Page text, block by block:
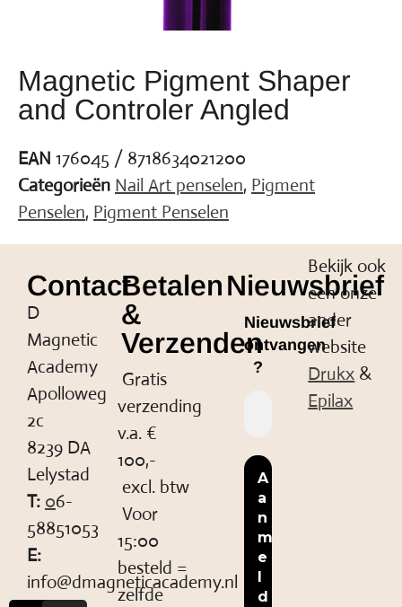
Magnetic Pigment Shaper
and Controler Angled
EAN 176045 / 8718634021200
Categorieën Nail Art penselen, Pigment
Penselen, Pigment Penselen
Contact
D
Magnetic
Academy
Apolloweg
2c
8239 DA
Lelystad
T: 06-
58851053
E:
info@dmagneticacademy.nl
Betalen
&
Verzenden
Gratis
verzending
v.a. €
100,-
excl. btw
Voor
15:00
besteld =
zelfde
Nieuwsbrief
Nieuwsbrief
ontvangen
?
Bekijk ook
een onze
ander
website
Drukx &
Epilax